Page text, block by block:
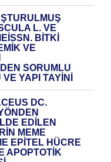
L. VE
BITKI
VE
SORUMLU
YAPI TAYINI
DC.
EDILEN
MEME
EPITEL HÜCRE
APOPTOTIK